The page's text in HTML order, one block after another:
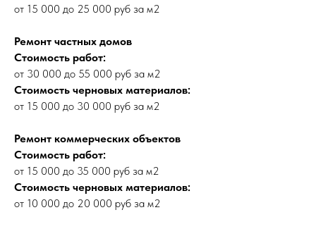
от 15 000 до 25 000 руб за м2
Ремонт частных домов
Стоимость работ:
от 30 000 до 55 000 руб за м2
Стоимость черновых материалов:
от 15 000 до 30 000 руб за м2
Ремонт коммерческих объектов
Стоимость работ:
от 15 000 до 35 000 руб за м2
Стоимость черновых материалов:
от 10 000 до 20 000 руб за м2